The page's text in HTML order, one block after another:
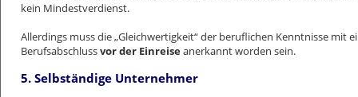
kein Mindestverdienst.
Allerdings muss die „Gleichwertigkeit“ der beruflichen Kenntnisse mit
Berufsabschlussvor der Einreiseanerkannt worden sein.
5. Selbständige Unternehmer